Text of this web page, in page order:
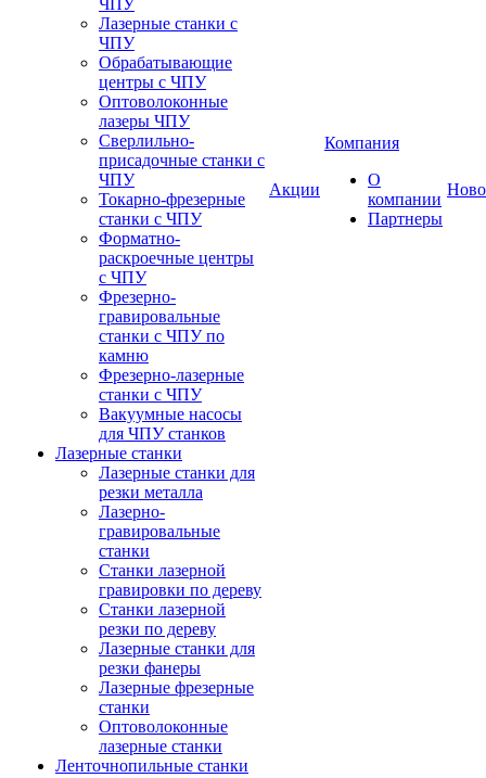
ЧПУ
Лазерные станки с
ЧПУ
Обрабатывающие
центры с ЧПУ
Оптоволоконные
лазеры ЧПУ
Сверлильно-
присадочные станки с
ЧПУ
Токарно-фрезерные
станки с ЧПУ
Форматно-
раскроечные центры
с ЧПУ
Фрезерно-
гравировальные
станки с ЧПУ по
камню
Фрезерно-лазерные
станки с ЧПУ
Вакуумные насосы
для ЧПУ станков
Лазерные станки
Лазерные станки для
резки металла
Лазерно-
гравировальные
станки
Станки лазерной
гравировки по дереву
Станки лазерной
резки по дереву
Лазерные станки для
резки фанеры
Лазерные фрезерные
станки
Оптоволоконные
лазерные станки
Ленточнопильные станки
Акции
Компания
О
компании
Партнеры